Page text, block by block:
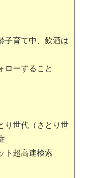
子育て中、飲酒は
ローすること
り世代（さとり世
ト超高速検索